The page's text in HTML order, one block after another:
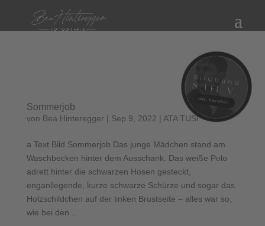
Sommerjob
von Bea Hinteregger | Sep 9, 2022 | ATA TUSI
a Text Bild Sommerjob Das junge Mädchen stand am
Waschbecken hinter dem Ausschank. Das weiße Polo
adrett hinter die schwarzen Hosen gesteckt,
enganliegende, kurze schwarze Schürze und sogar das
Holzschildchen auf der linken Brustseite – alles war so,
wie bei den...